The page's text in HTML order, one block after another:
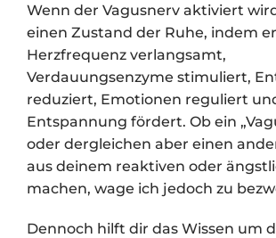
Wenn der Vagusnerv aktiviert
einen Zustand der Ruhe, indem
Herzfrequenz verlangsamt,
Verdauungsenzyme stimuliert,
reduziert, Emotionen reguliert
Entspannung fördert. Ob ein
oder dergleichen aber einen
aus deinem reaktiven oder
machen, wage ich jedoch zu
Dennoch hilft dir das Wissen um